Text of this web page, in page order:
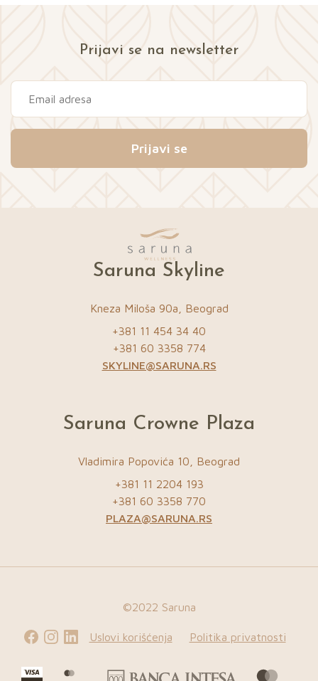
Prijavi se na newsletter
Prijavi se
Saruna Skyline
Kneza Miloša 90a, Beograd
+381 11 454 34 40
+381 60 3358 774
SKYLINE@SARUNA.RS
Saruna Crowne Plaza
Vladimira Popovića 10, Beograd
+381 11 2204 193
+381 60 3358 770
PLAZA@SARUNA.RS
©2022 Saruna
Uslovi korišćenja Politika privatnosti